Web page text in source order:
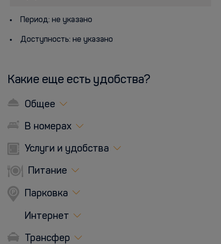
Период: не указано
Доступность: не указано
Какие еще есть удобства?
Общее
В номерах
Услуги и удобства
Питание
Парковка
Интернет
Трансфер